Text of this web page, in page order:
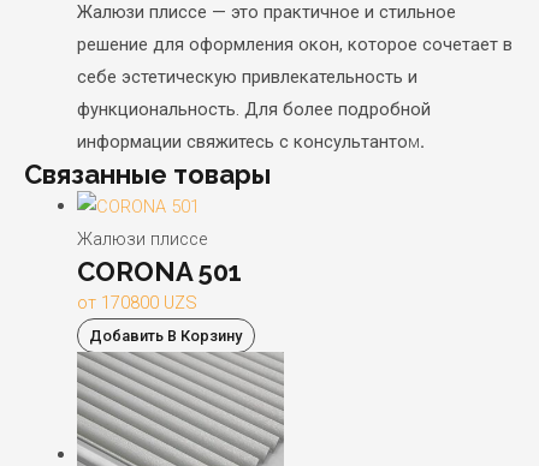
Жалюзи плиссе — это практичное и стильное
решение для оформления окон, которое сочетает в
себе эстетическую привлекательность и
функциональность. Для более подробной
информации свяжитесь с консультантом.
Связанные товары
Жалюзи плиссе
CORONA 501
от 170800 UZS
Добавить В Корзину